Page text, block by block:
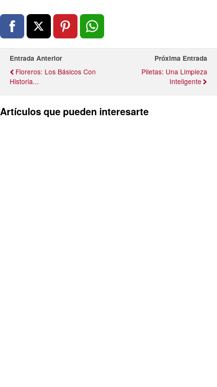
Entrada Anterior
Floreros: Los Básicos Con
Historia...
Próxima Entrada
Piletas: Una Limpieza
Inteligente
Artículos que pueden interesarte